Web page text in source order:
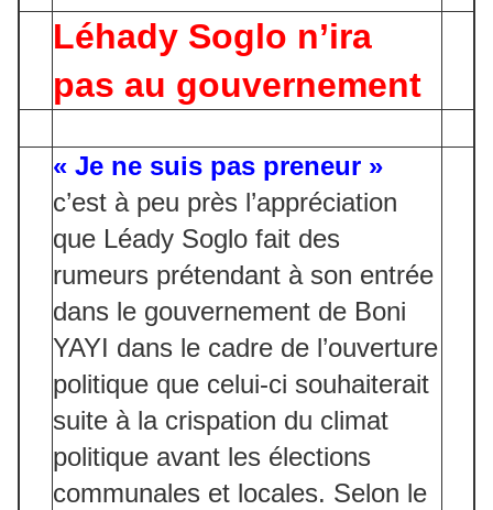
Léhady Soglo n’ira
pas au gouvernement
« Je ne suis pas preneur »
c’est à peu près l’appréciation
que Léady Soglo fait des
rumeurs prétendant à son entrée
dans le gouvernement de Boni
YAYI dans le cadre de l’ouverture
politique que celui-ci souhaiterait
suite à la crispation du climat
politique avant les élections
communales et locales. Selon le